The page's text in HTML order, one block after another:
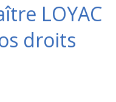
LOYAC
droits